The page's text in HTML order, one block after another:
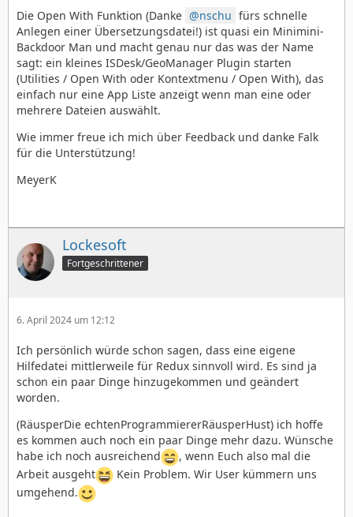
Die Open With Funktion (Danke nschu fürs schnelle
Anlegen einer Übersetzungsdatei!) ist quasi ein Minimini-
Backdoor Man und macht genau nur das was der Name
sagt: ein kleines ISDesk/GeoManager Plugin starten
(Utilities / Open With oder Kontextmenu / Open With), das
einfach nur eine App Liste anzeigt wenn man eine oder
mehrere Dateien auswählt.
Wie immer freue ich mich über Feedback und danke Falk
für die Unterstützung!
MeyerK
Lockesoft
Fortgeschrittener
6. April 2024 um 12:12
Ich persönlich würde schon sagen, dass eine eigene
Hilfedatei mittlerweile für Redux sinnvoll wird. Es sind ja
schon ein paar Dinge hinzugekommen und geändert
worden.
(RäusperDie echtenProgrammiererRäusperHust) ich hoffe
es kommen auch noch ein paar Dinge mehr dazu. Wünsche
habe ich noch ausreichend
, wenn Euch also mal die
Arbeit ausgeht
Kein Problem. Wir User kümmern uns
umgehend.